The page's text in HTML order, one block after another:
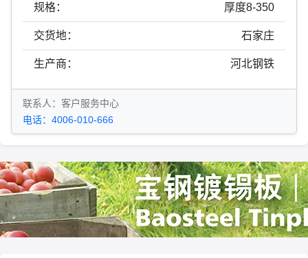
规格： 厚度8-350
交货地： 石家庄
生产商： 河北钢铁
联系人：客户服务中心
电话：4006-010-666